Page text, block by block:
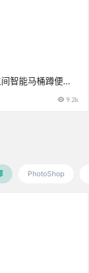
智能马桶蹲便器
型
9.2k
PhotoShop